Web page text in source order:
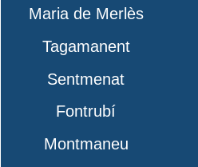
Maria de Merlès
Tagamanent
Sentmenat
Fontrubí
Montmaneu